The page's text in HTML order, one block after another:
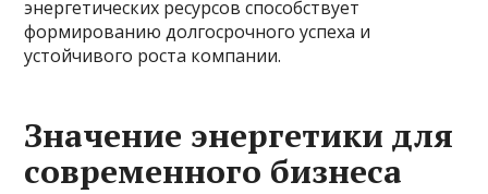
энергетических ресурсов способствует
формированию долгосрочного успеха и
устойчивого роста компании.
Значение энергетики для
современного бизнеса